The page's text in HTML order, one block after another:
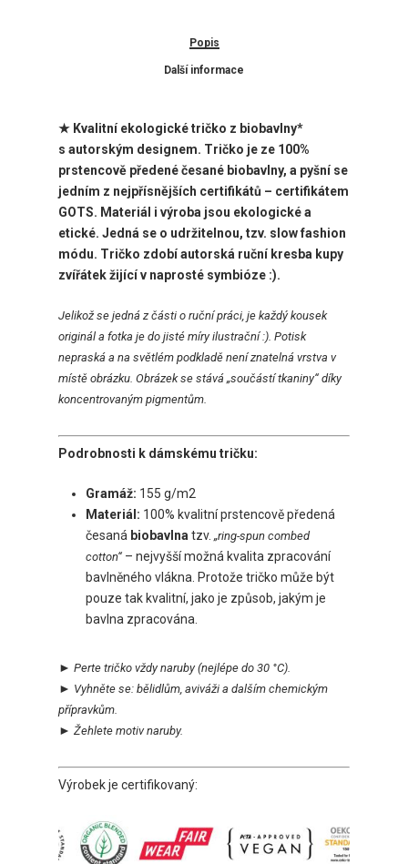
Popis
Další informace
★ Kvalitní ekologické tričko z biobavlny*
s autorským designem. Tričko je ze 100%
prstencově předené česané biobavlny, a pyšní se
jedním z nejpřísnějších certifikátů – certifikátem
GOTS. Materiál i výroba jsou ekologické a
etické. Jedná se o udržitelnou, tzv. slow fashion
módu. Tričko zdobí autorská ruční kresba kupy
zvířátek žijící v naprosté symbióze :).
Jelikož se jedná z části o ruční práci, je každý kousek
originál a fotka je do jisté míry ilustrační :). Potisk
nepraská a na světlém podkladě není znatelná vrstva v
místě obrázku. Obrázek se stává „součástí tkaniny“ díky
koncentrovaným pigmentům.
Podrobnosti k dámskému tričku:
Gramáž: 155 g/m2
Materiál: 100% kvalitní prstencově předená
česaná biobavlna tzv. „ring-spun combed
cotton“ – nejvyšší možná kvalita zpracování
bavlněného vlákna. Protože tričko může být
pouze tak kvalitní, jako je způsob, jakým je
bavlna zpracována.
► Perte tričko vždy naruby(nejlépe do 30 °C).
► Vyhněte se: bělidlům, aviváži a dalším chemickým
přípravkům.
► Žehlete motiv naruby.
Výrobek je certifikovaný: